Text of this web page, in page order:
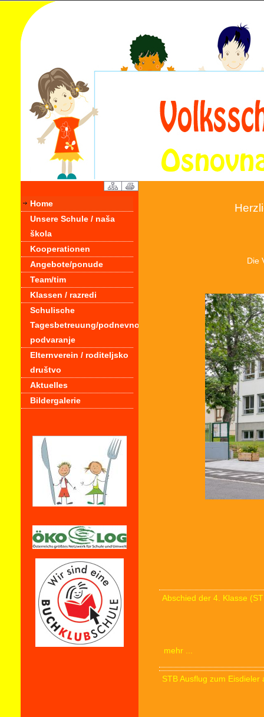
Home
Unsere Schule / naša
škola
Kooperationen
Angebote/ponude
Team/tim
Klassen / razredi
Schulische
Tagesbetreuung/podnevno
podvaranje
Elternverein / roditeljsko
društvo
Aktuelles
Bildergalerie
Die
Abschied der 4. Klasse
mehr ...
STB Ausflug zum Eisdieler